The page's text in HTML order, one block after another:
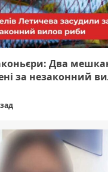
Два
за незаконний